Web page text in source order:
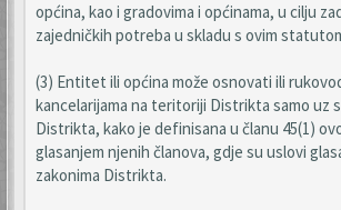
općina, kao i gradovima i općinama, u cilju
zajedničkih potreba u skladu s ovim
(3) Entitet ili općina može osnovati ili
kancelarijama na teritoriji Distrikta samo uz
Distrikta, kako je definisana u članu 45(1)
glasanjem njenih članova, gdje su uslovi
zakonima Distrikta.